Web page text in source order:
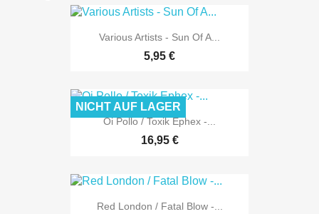
Various Artists - Sun Of A...
5,95 €
Oi Pollo / Toxik Ephex -...
16,95 €
NICHT AUF LAGER
Red London / Fatal Blow -...